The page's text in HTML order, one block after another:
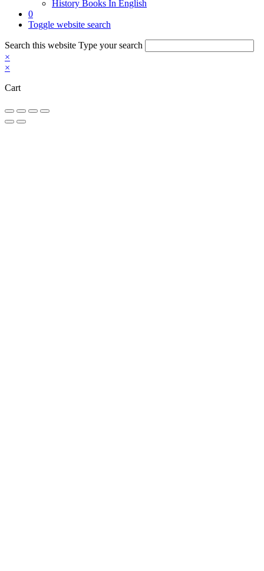
History Books In English
0
Toggle website search
Search this website Type your search
×
×
Cart